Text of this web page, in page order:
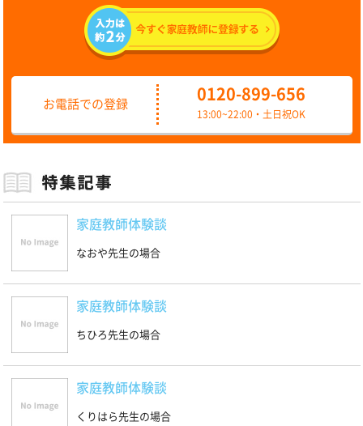
お電話での登録
0120-899-656
13:00~22:00・土日祝OK
家庭教師体験談
なおや先生の場合
家庭教師体験談
ちひろ先生の場合
家庭教師体験談
くりはら先生の場合